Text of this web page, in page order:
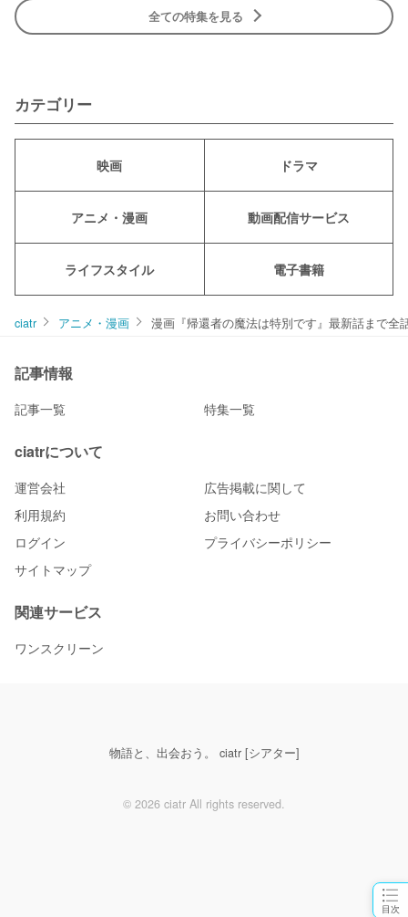
目次
全ての特集を見る
カテゴリー
映画 ドラマ
アニメ・漫画 動画配信サービス
ライフスタイル 電子書籍
ciatr アニメ・漫画 漫画『帰還者の魔法は特別です』最新話まで
記事情報
記事一覧 特集一覧
ciatrについて
運営会社
広告掲載に関して
利用規約
お問い合わせ
ログイン
プライバシーポリシー
サイトマップ
関連サービス
ワンスクリーン
物語と、出会おう。 ciatr [シアター]
© 2026 ciatr All rights reserved.